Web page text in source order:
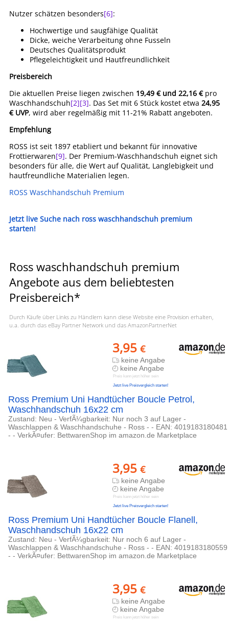
Nutzer schätzen besonders[6]:
Hochwertige und saugfähige Qualität
Dicke, weiche Verarbeitung ohne Fusseln
Deutsches Qualitätsprodukt
Pflegeleichtigkeit und Hautfreundlichkeit
Preisbereich
Die aktuellen Preise liegen zwischen 19,49 € und 22,16 €pro
Waschhandschuh[2][3]. Das Set mit 6 Stück kostet etwa 24,95
€ UVP, wird aber regelmäßig mit 11-21% Rabatt angeboten.
Empfehlung
ROSS ist seit 1897 etabliert und bekannt für innovative
Frottierwaren[9]. Der Premium-Waschhandschuh eignet sich
besonders für alle, die Wert auf Qualität, Langlebigkeit und
hautfreundliche Materialien legen.
ROSS Waschhandschuh Premium
Jetzt live Suche nach ross waschhandschuh premium
starten!
Ross waschhandschuh premium
Angebote aus dem beliebtesten
Preisbereich*
Durch Käufe über Links zu Händlern kann diese Website eine Provision erhalten,
u.a. durch das eBay Partner Network und das AmazonPartnerNet
3,95 €
keine Angabe
keine Angabe
Preis kann jetzt höher sein
Jetzt live Preisvergleich starten!
Ross Premium Uni Handtücher Boucle Petrol,
Waschhandschuh 16x22 cm
Zustand: Neu - VerfÃ¼gbarkeit: Nur noch 3 auf Lager -
Waschlappen & Waschhandschuhe - Ross - - EAN: 4019183180481
- - VerkÃ¤ufer: BettwarenShop im amazon.de Marketplace
3,95 €
keine Angabe
keine Angabe
Preis kann jetzt höher sein
Jetzt live Preisvergleich starten!
Ross Premium Uni Handtücher Boucle Flanell,
Waschhandschuh 16x22 cm
Zustand: Neu - VerfÃ¼gbarkeit: Nur noch 6 auf Lager -
Waschlappen & Waschhandschuhe - Ross - - EAN: 4019183180559
- - VerkÃ¤ufer: BettwarenShop im amazon.de Marketplace
3,95 €
keine Angabe
keine Angabe
Preis kann jetzt höher sein